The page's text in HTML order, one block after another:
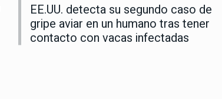
EE.UU. detecta su segundo caso de
gripe aviar en un humano tras tener
contacto con vacas infectadas